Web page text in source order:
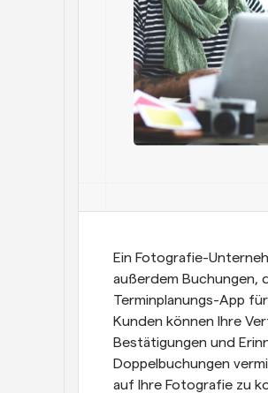
Ein Fotografie-
außerdem Buchungen,
Terminplanungs-App
Kunden können Ihre
Bestätigungen und
Doppelbuchungen
auf Ihre Fotografie zu